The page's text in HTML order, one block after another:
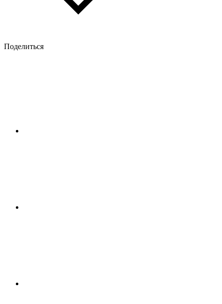
Поделиться